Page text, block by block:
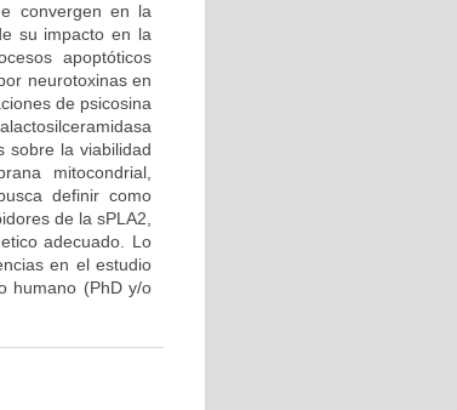
convergen en la
su impacto en la
apoptóticos
neurotoxinas en
de psicosina
sobre la viabilidad
mitocondrial,
definir como
de la sPLA2,
adecuado. Lo
en el estudio
humano (PhD y/o